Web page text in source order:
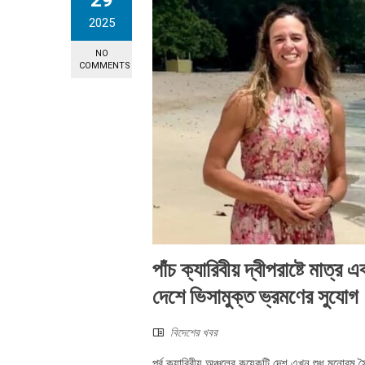
2025
NO
COMMENTS
পাঁচ ক্যারিবীয় দ্বীপরাষ্টে মাত্র
দেশে ভিসামুক্ত ভ্রমণের সুযোগ
বিদেশের খবর